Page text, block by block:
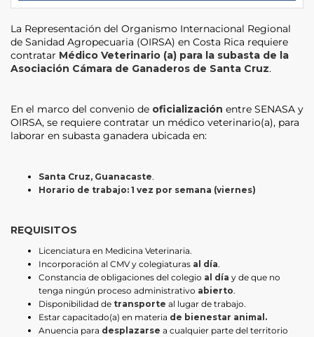
La Representación del Organismo Internacional Regional
de Sanidad Agropecuaria (OIRSA) en Costa Rica requiere
contratar Médico Veterinario (a) para la subasta de la
Asociación Cámara de Ganaderos de Santa Cruz.
En el marco del convenio de oficialización entre SENASA y
OIRSA, se requiere contratar un médico veterinario(a), para
laborar en subasta ganadera ubicada en:
Santa Cruz, Guanacaste.
Horario de trabajo: 1 vez por semana (viernes)
REQUISITOS
Licenciatura en Medicina Veterinaria.
Incorporación al CMV y colegiaturas al día.
Constancia de obligaciones del colegio al día y de que no
tenga ningún proceso administrativo abierto.
Disponibilidad de transporte al lugar de trabajo.
Estar capacitado(a) en materia de bienestar animal.
Anuencia para desplazarse a cualquier parte del territorio